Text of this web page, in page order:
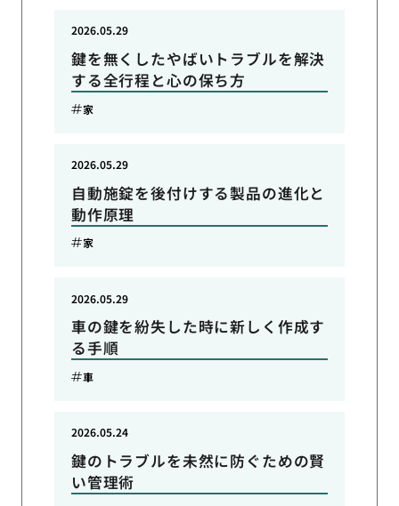
鍵を無くしたやばいトラブルを解決
する全行程と心の保ち方
2026.05.29
家
自動施錠を後付けする製品の進化と
動作原理
2026.05.29
家
車の鍵を紛失した時に新しく作成す
る手順
2026.05.29
車
鍵のトラブルを未然に防ぐための賢
い管理術
2026.05.24